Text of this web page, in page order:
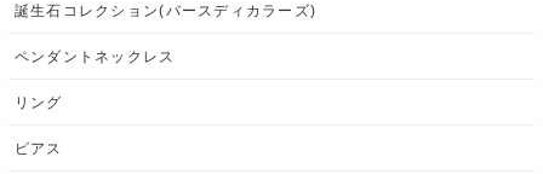
誕生石コレクション(バースディカラーズ)
ペンダントネックレス
リング
ピアス